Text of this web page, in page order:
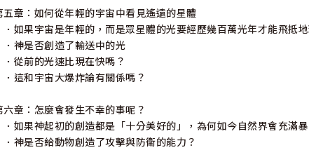
五章：如何從年輕的宇宙中看見遙遠的星體
如果宇宙是年輕的，而是眾星體的光要經歷幾百萬光年才能飛抵地
神是否創造了輸送中的光
從前的光速比現在快嗎？
這和宇宙大爆炸論有關係嗎？
六章：怎麼會發生不幸的事呢？
如果神起初的創造都是「十分美好的」，為何如今自然界會充滿暴
神是否給動物創造了攻擊與防衛的能力？